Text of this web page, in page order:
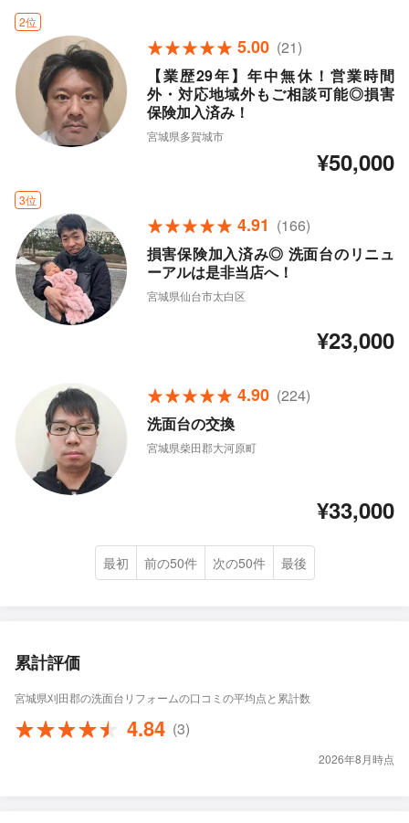
2位
5.00 (21)
【業歴29年】年中無休！営業時間
外・対応地域外もご相談可能◎損害
保険加入済み！
宮城県多賀城市
¥50,000
3位
4.91 (166)
損害保険加入済み◎ 洗面台のリニュ
ーアルは是非当店へ！
宮城県仙台市太白区
¥23,000
4.90 (224)
洗面台の交換
宮城県柴田郡大河原町
¥33,000
最初 前の50件 次の50件 最後
累計評価
宮城県刈田郡の洗面台リフォームの口コミの平均点と累計数
4.84 (3)
2026年8月時点